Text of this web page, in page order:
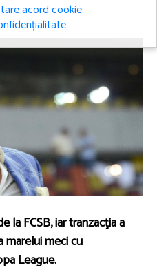
la FCSB, iar tranzacţia a
meci cu
League.
acord cookie